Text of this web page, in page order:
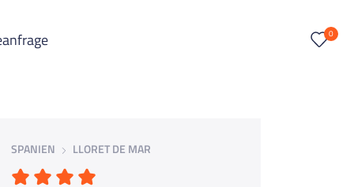
0
SPANIEN LLORET DE MAR